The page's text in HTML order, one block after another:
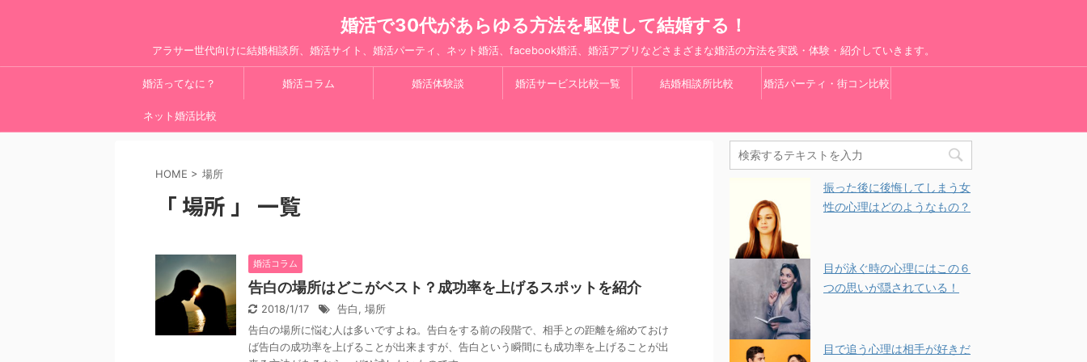
婚活で30代があらゆる方法を駆使して結婚する！
アラサー世代向けに結婚相談所、婚活サイト、婚活パーティ、ネット婚活、facebook婚活、婚活アプリなどさまざまな婚活の方法を実践・体験・紹介していきます。
婚活ってなに？ 婚活コラム 婚活体験談 婚活サービス比較一覧 結婚相談所比較 婚活パーティ・街コン比較
ネット婚活比較
HOME > 場所
「 場所 」 一覧
婚活コラム
告白の場所はどこがベスト？成功率を上げるスポットを紹介
2018/1/17 告白 , 場所
告白の場所に悩む人は多いですよね。告白をする前の段階で、相手との距離を縮めておけ
ば告白の成功率を上げることが出来ますが、告白という瞬間にも成功率を上げることが出
振った後に後悔してしまう女
性の心理はどのようなもの？
目が泳ぐ時の心理にはこの６
つの思いが隠されている！
目で追う心理は相手が好きだ